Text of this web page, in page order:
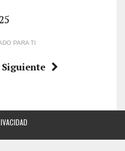
PARA TI
Siguiente